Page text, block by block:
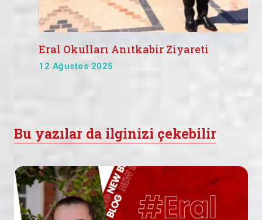
Eral Okulları Anıtkabir Ziyareti
12 Ağustos 2025
Bu yazılar da ilginizi çekebilir